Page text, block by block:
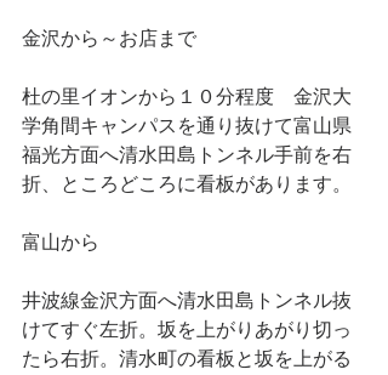
金沢から～お店まで
杜の里イオンから１０分程度　金沢大
学角間キャンパスを通り抜けて富山県
福光方面へ清水田島トンネル手前を右
折、ところどころに看板があります。
富山から
井波線金沢方面へ清水田島トンネル抜
けてすぐ左折。坂を上がりあがり切っ
たら右折。清水町の看板と坂を上がる